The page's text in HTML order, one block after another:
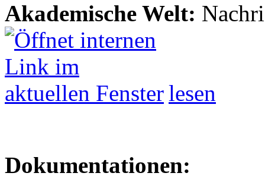
Akademische Welt:
lesen
Dokumentationen: